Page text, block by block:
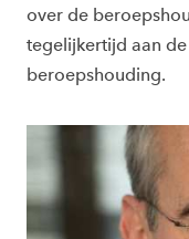
over de
tegelijkertijd aan
beroepshouding.